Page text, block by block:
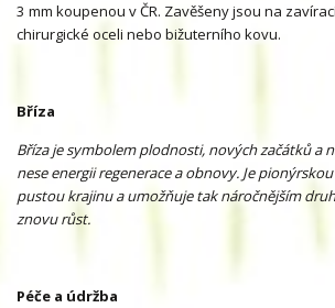
3 mm koupenou v ČR. Zavěšeny jsou na
chirurgické oceli nebo bižuterního kovu.
Bříza
Bříza je symbolem plodnosti, nových začátků a
nese energii regenerace a obnovy. Je
pustou krajinu a umožňuje tak náročnějším
znovu růst.
Péče a údržba